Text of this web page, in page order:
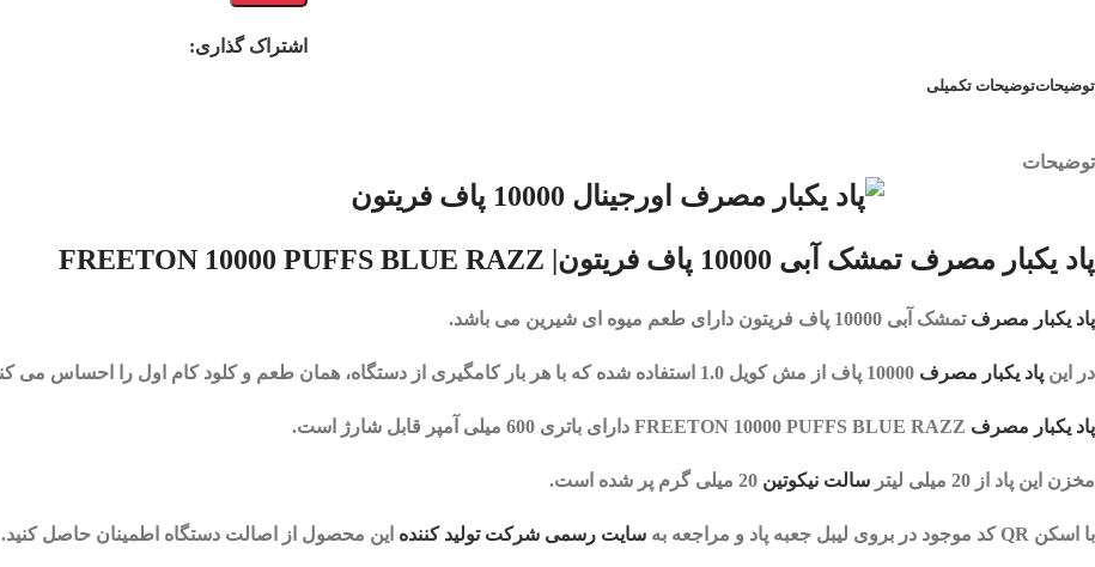
اشتراک گذاری:
توضیحاتتوضیحات تکمیلی
توضیحات
پاد یکبار مصرف تمشک آبی 10000 پاف فریتون| FREETON 10000 PUFFS BLUE RAZZ
پاد یکبار مصرف تمشک آبی 10000 پاف فریتون دارای طعم میوه ای شیرین می باشد.
در این پاد یکبار مصرف از مش کویل 1.0 استفاده شده که با هر بار کامگیری از دستگاه، همان طعم و کلود کام اول را احساس می کنید.
پاد یکبار مصرف FREETON 10000 PUFFS BLUE RAZZ دارای باتری 600 میلی آمپر قابل شارژ است.
مخزن این پاد از 20 میلی لیتر سالت نیکوتین 20 میلی گرم پر شده است.
با اسکن QR کد موجود در بروی لیبل جعبه پاد و مراجعه به سایت رسمی شرکت تولید کننده این محصول از اصالت دستگاه اطمینان حاصل کنید.